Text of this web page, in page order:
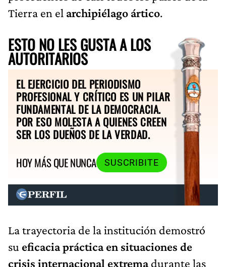
Tierra en el archipiélago ártico.
ESTO NO LES GUSTA A LOS
AUTORITARIOS
EL EJERCICIO DEL PERIODISMO
PROFESIONAL Y CRÍTICO ES UN PILAR
FUNDAMENTAL DE LA DEMOCRACIA.
POR ESO MOLESTA A QUIENES CREEN
SER LOS DUEÑOS DE LA VERDAD.
HOY MÁS QUE NUNCA
SUSCRIBITE
La trayectoria de la institución demostró
su eficacia práctica en situaciones de
crisis internacional extremadurante las